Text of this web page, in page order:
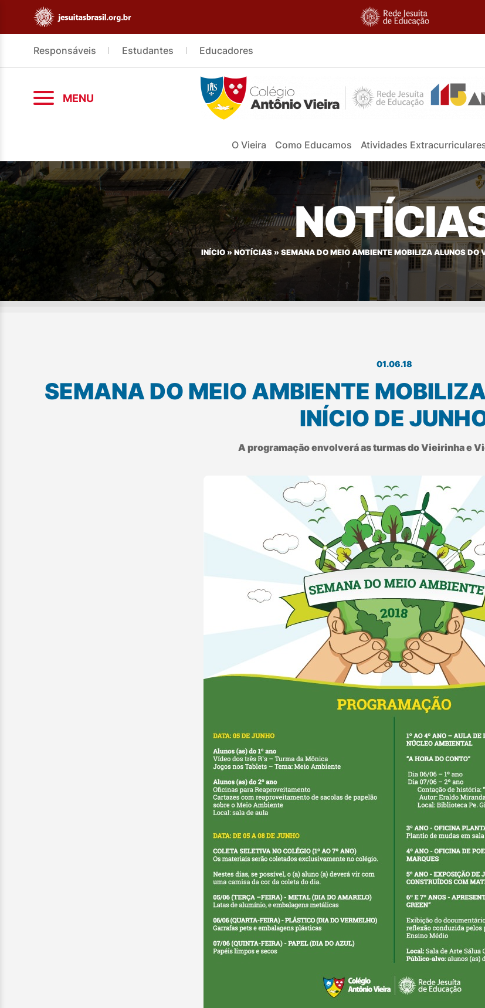
Responsáveis Estudantes Educadores
MENU
O Vieira Como Educamos Atividades
INÍCIO» NOTÍCIAS » SEMANA DO MEIO AMBIENTE MOBILIZA ALUNOS DO
01.06.18
SEMANA DO MEIO AMBIENTE
INÍCIO DE
A programação envolverá as turmas do Vieirinha e